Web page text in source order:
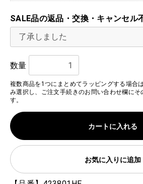
SALE品の返品・交換・キャンセル
数量
複数商品を1つにまとめてラッピングする場合
み選択し、ご注文手続きのお問い合わせ欄にそ
す。
カートに入れる
お気に入りに追加